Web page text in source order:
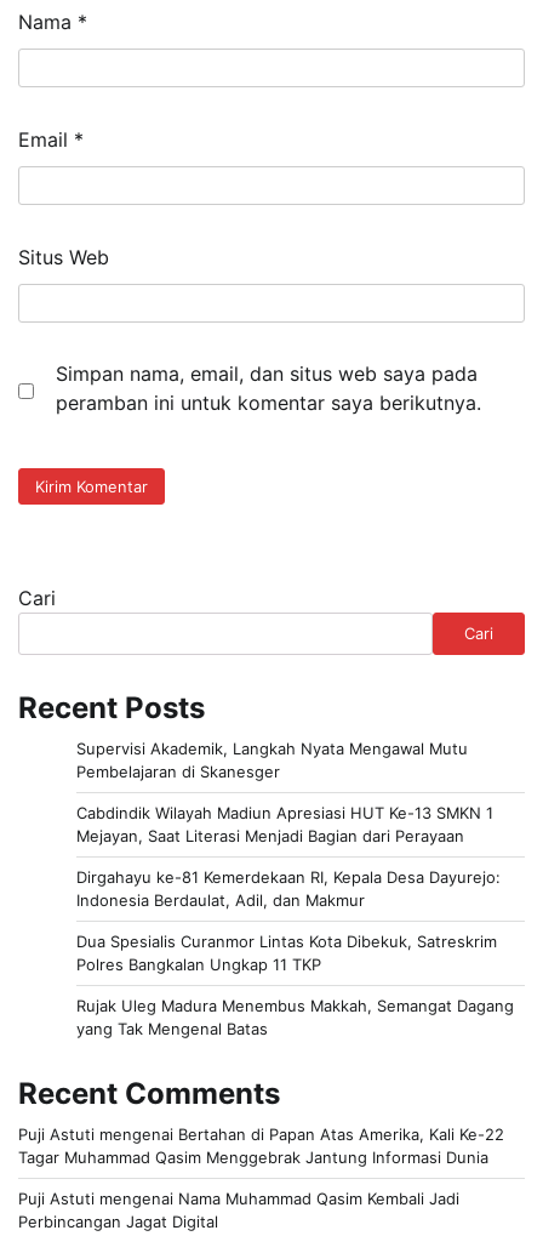
Nama *
Email *
Situs Web
Simpan nama, email, dan situs web saya pada
peramban ini untuk komentar saya berikutnya.
Cari
Cari
Recent Posts
Supervisi Akademik, Langkah Nyata Mengawal Mutu
Pembelajaran di Skanesger
Cabdindik Wilayah Madiun Apresiasi HUT Ke-13 SMKN 1
Mejayan, Saat Literasi Menjadi Bagian dari Perayaan
Dirgahayu ke-81 Kemerdekaan RI, Kepala Desa Dayurejo:
Indonesia Berdaulat, Adil, dan Makmur
Dua Spesialis Curanmor Lintas Kota Dibekuk, Satreskrim
Polres Bangkalan Ungkap 11 TKP
Rujak Uleg Madura Menembus Makkah, Semangat Dagang
yang Tak Mengenal Batas
Recent Comments
Puji Astuti mengenai Bertahan di Papan Atas Amerika, Kali Ke-22
Tagar Muhammad Qasim Menggebrak Jantung Informasi Dunia
Puji Astuti mengenai Nama Muhammad Qasim Kembali Jadi
Perbincangan Jagat Digital